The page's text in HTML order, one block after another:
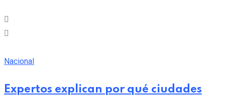
Nacional
Expertos explican por qué ciudades